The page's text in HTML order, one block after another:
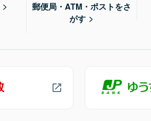
郵便局・ATM・ポストをさ
がす